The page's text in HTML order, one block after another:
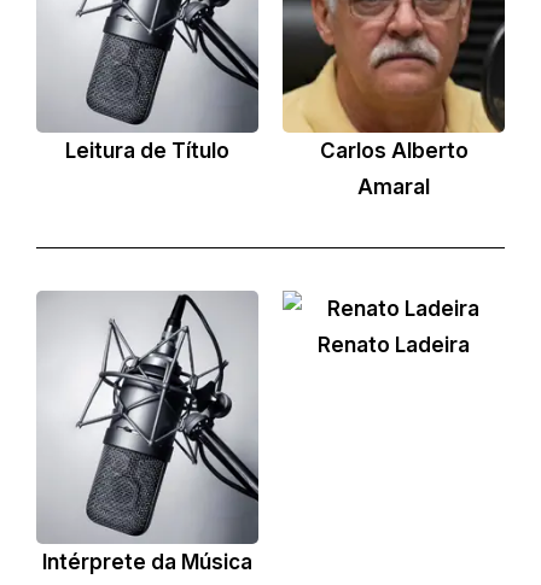
Leitura de Título
Carlos Alberto
Amaral
Intérprete da Música
Renato Ladeira